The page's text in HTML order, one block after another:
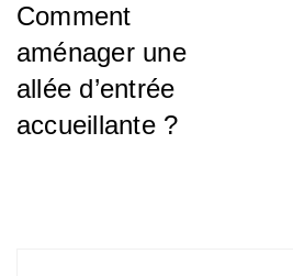
Comment
aménager une
allée d’entrée
accueillante ?